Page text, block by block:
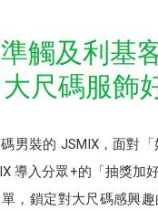
觸及利基
尺碼服飾
男裝的 JSMIX，面對
導入分眾+的「抽獎加
，鎖定對大尺碼感興